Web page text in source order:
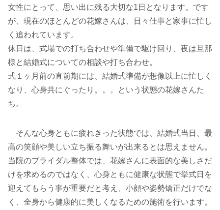
女性にとって、思い出に残る大切な1日となります。です
が、現在のほとんどの花嫁さんは、日々仕事と家事に忙し
く追われています。
休日は、式場での打ち合わせや準備で駆け回り、夜は旦那
様と結婚式についての相談や打ち合わせ。
式１ヶ月前の直前期には、結婚式準備が想像以上に忙しく
なり、心身共にぐったり。。。という状態の花嫁さんた
ち。
そんな心身ともに疲れきった状態では、結婚式当日、最
高の笑顔や美しい立ち振る舞いが出来るとは思えません。
当院のブライダル整体では、花嫁さんに表面的な美しさだ
けを求めるのではなく、心身ともに健康な状態で挙式日を
迎えてもらう事が重要だと考え、小顔や姿勢矯正だけでな
く、全身から健康的に美しくなるための施術を行います。